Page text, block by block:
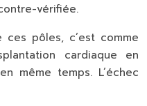
vérifiée.
pôles, c’est comme
cardiaque en
même temps. L’échec